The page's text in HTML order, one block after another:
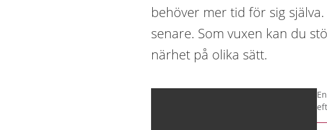
behöver mer tid för sig
senare. Som vuxen kan du
närhet på olika sätt.